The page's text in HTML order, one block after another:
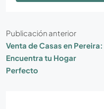
Publicación anterior
Venta de Casas en Pereira:
Encuentra tu Hogar
Perfecto